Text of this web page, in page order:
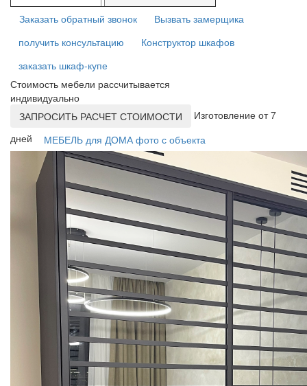
Заказать обратный звонок
Вызвать замерщика
получить консультацию
Конструктор шкафов
заказать шкаф-купе
Стоимость мебели рассчитывается
индивидуально
ЗАПРОСИТЬ РАСЧЕТ СТОИМОСТИ
Изготовление от 7
дней
МЕБЕЛЬ для ДОМА фото с объекта